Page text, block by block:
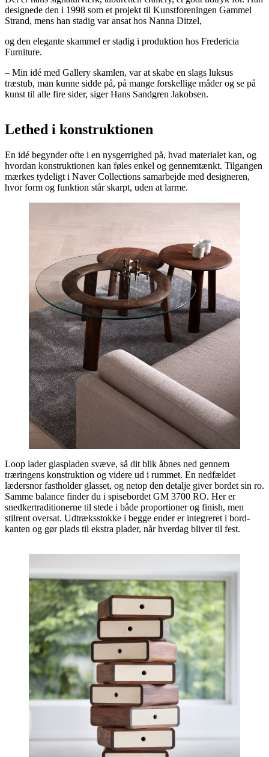
designede den i 1998 som et projekt til Kunstforeningen Gammel
Strand, mens han stadig var ansat hos Nanna Ditzel,
og den elegante skammel er stadig i produktion hos Fredericia
Furniture.
– Min idé med Gallery skamlen, var at skabe en slags luksus
træstub, man kunne sidde på, på mange forskellige måder og se på
kunst til alle fire sider, siger Hans Sandgren Jakobsen.
Lethed i konstruktionen
En idé begynder ofte i en nysgerrighed på, hvad materialet kan, og
hvordan konstruktionen kan føles enkel og gennemtænkt. Tilgangen
mærkes tydeligt i Naver Collections samarbejde med designeren,
hvor form og funktion står skarpt, uden at larme.
Loop lader glaspladen svæve, så dit blik åbnes ned gennem
træringens konstruktion og videre ud i rummet. En nedfældet
lædersnor fastholder glasset, og netop den detalje giver bordet sin ro.
Samme balance finder du i spisebordet GM 3700 RO. Her er
snedkertraditionerne til stede i både proportioner og finish, men
stilrent oversat. Udtræksstokke i begge ender er integreret i bord-
kanten og gør plads til ekstra plader, når hverdag bliver til fest.